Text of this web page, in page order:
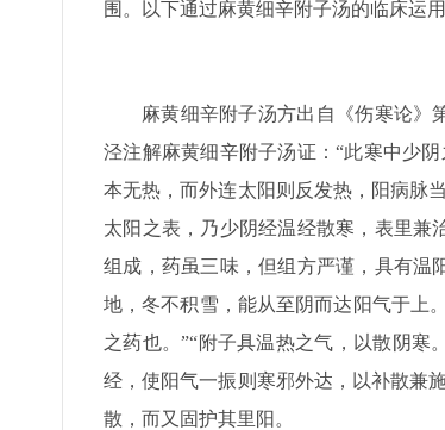
围。以下通过麻黄细辛附子汤的临床运
麻黄细辛附子汤方出自《伤寒论》
泾注解麻黄细辛附子汤证：“此寒中少
本无热，而外连太阳则反发热，阳病脉
太阳之表，乃少阴经温经散寒，表里兼
组成，药虽三味，但组方严谨，具有温
地，冬不积雪，能从至阴而达阳气于上
之药也。”“附子具温热之气，以散阴寒
经，使阳气一振则寒邪外达，以补散兼
散，而又固护其里阳。